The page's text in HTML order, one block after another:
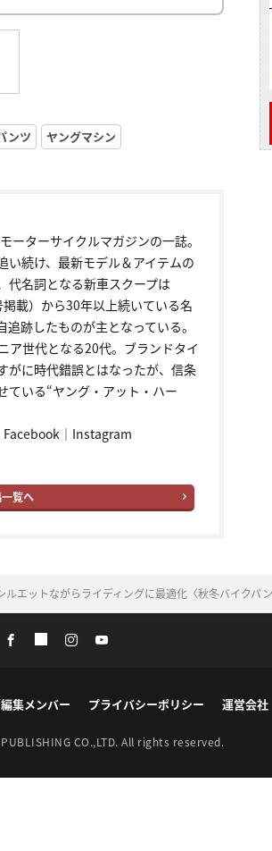
ンツ ヤングマシン
ーターサイクルマガジンの一誌。
い続け、最新モデル＆アイテムの
代名詞となる新車スクープは
載）から30年以上続いている名
跡したものが主となっている。
ア世代となる20代。ブランドタイ
がに時代錯誤とはなったが、信条
ている“ヤング・アット・ハー
Facebook｜ Instagram
覧へ
エットながらライディングに最適化〈秋冬バイクパン
集メンバー プライバシーポリシー 運営会社
CO.,LTD. All rights reserved.